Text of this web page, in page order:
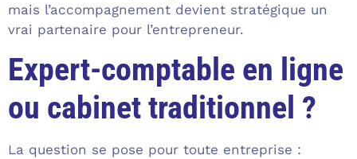
mais l’accompagnement devient stratégique un
vrai partenaire pour l’entrepreneur.
Expert-comptable en ligne
ou cabinet traditionnel ?
La question se pose pour toute entreprise :